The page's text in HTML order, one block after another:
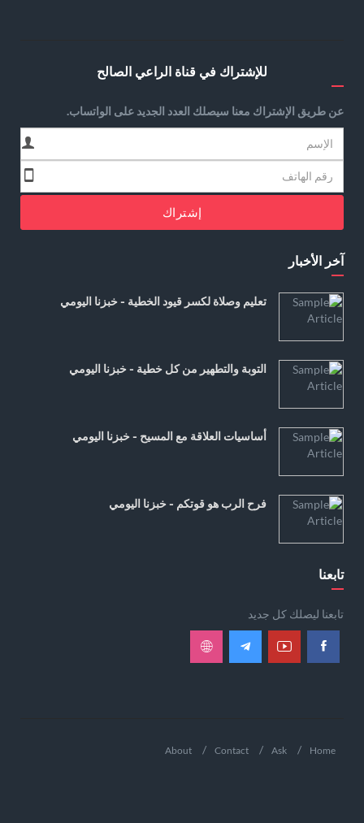
للإشتراك في قناة الراعي الصالح
عن طريق الإشتراك معنا سيصلك العدد الجديد على الواتساب.
إشتراك
آخر الأخبار
تعليم وصلاة لكسر قيود الخطية - خبزنا اليومي
التوبة والتطهير من كل خطية - خبزنا اليومي
أساسيات العلاقة مع المسيح - خبزنا اليومي
فرح الرب هو قوتكم - خبزنا اليومي
تابعنا
تابعنا ليصلك كل جديد
Home
Ask
Contact
About